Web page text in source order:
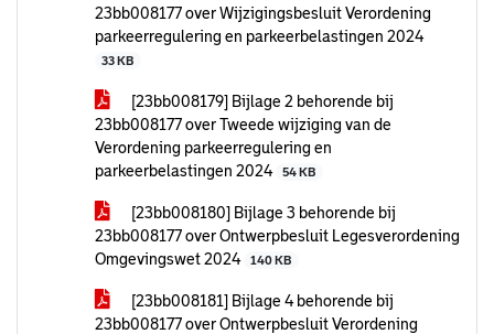
23bb008177 over Wijzigingsbesluit Verordening
parkeerregulering en parkeerbelastingen 2024
33 KB
[23bb008179] Bijlage 2 behorende bij
23bb008177 over Tweede wijziging van de
Verordening parkeerregulering en
parkeerbelastingen 2024
54 KB
[23bb008180] Bijlage 3 behorende bij
23bb008177 over Ontwerpbesluit Legesverordening
Omgevingswet 2024
140 KB
[23bb008181] Bijlage 4 behorende bij
23bb008177 over Ontwerpbesluit Verordening